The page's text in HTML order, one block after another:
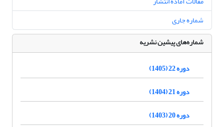
شماره جاری
شماره‌های پیشین نشریه
دوره 22 (1405)
دوره 21 (1404)
دوره 20 (1403)